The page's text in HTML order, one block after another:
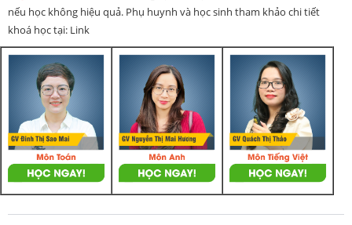
nếu học không hiệu quả. Phụ huynh và học sinh tham khảo chi tiết
khoá học tại: Link